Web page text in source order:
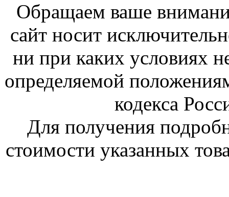
Обращаем ваше
сайт носит
ни при каких условиях
определяемой
кодекса
Для получения
стоимости указанных